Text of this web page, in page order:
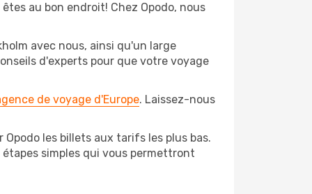
au bon endroit! Chez Opodo, nous
avec nous, ainsi qu'un large
d'experts pour que votre voyage
de voyage d'Europe. Laissez-nous
les billets aux tarifs les plus bas.
simples qui vous permettront